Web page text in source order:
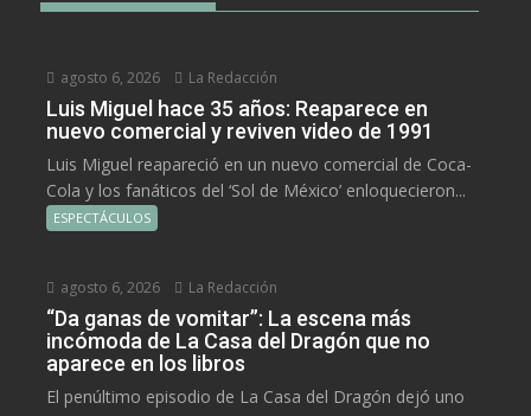
agosto 6, 2026 La Redacción
Luis Miguel hace 35 años: Reaparece en
nuevo comercial y reviven video de 1991
Luis Miguel reapareció en un nuevo comercial de Coca-
Cola y los fanáticos del ‘Sol de México’ enloquecieron...
ESPECTÁCULOS
agosto 6, 2026 La Redacción
“Da ganas de vomitar”: La escena más
incómoda de La Casa del Dragón que no
aparece en los libros
El penúltimo episodio de La Casa del Dragón dejó uno